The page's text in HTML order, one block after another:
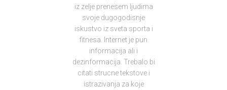
iz zelje prenesem ljudima
svoje dugogodisnje
iskustvo iz sveta sporta i
fitnesa. Internet je pun
informacija ali i
dezinformacija. Trebalo bi
citati strucne tekstove i
istrazivanja za koje